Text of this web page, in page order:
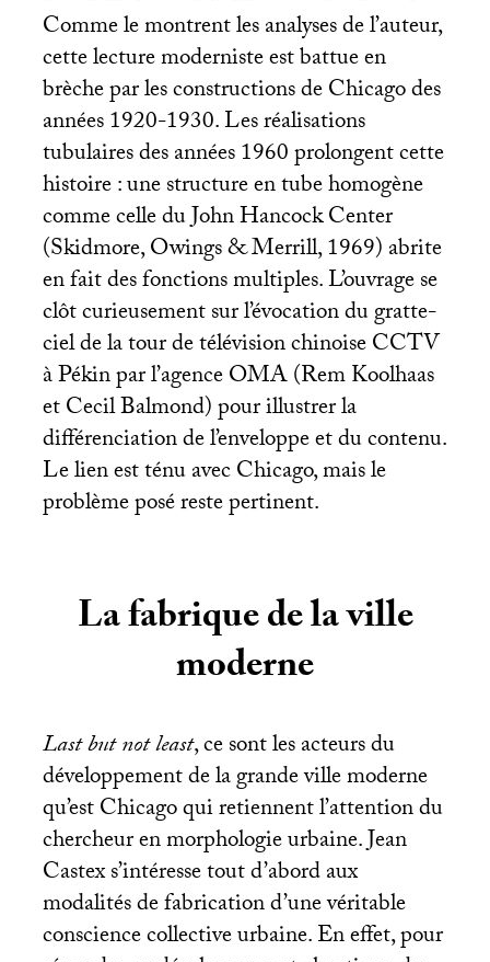
Comme le montrent les analyses de l’auteur,
cette lecture moderniste est battue en
brèche par les constructions de Chicago des
années 1920-1930. Les réalisations
tubulaires des années 1960 prolongent cette
histoire : une structure en tube homogène
comme celle du John Hancock Center
(Skidmore, Owings & Merrill, 1969) abrite
en fait des fonctions multiples. L’ouvrage se
clôt curieusement sur l’évocation du gratte-
ciel de la tour de télévision chinoiseCCTV
à Pékin par l’agenceOMA(Rem Koolhaas
et Cecil Balmond) pour illustrer la
différenciation de l’enveloppe et du contenu.
Le lien est ténu avec Chicago, mais le
problème posé reste pertinent.
La fabrique de la ville
moderne
Last but not least, ce sont les acteurs du
développement de la grande ville moderne
qu’est Chicago qui retiennent l’attention du
chercheur en morphologie urbaine. Jean
Castex s’intéresse tout d’abord aux
modalités de fabrication d’une véritable
conscience collective urbaine. En effet, pour